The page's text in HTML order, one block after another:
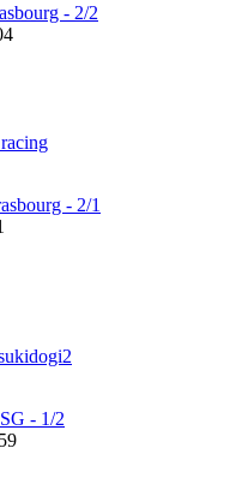
- 2/2
- 2/1
- 1/2